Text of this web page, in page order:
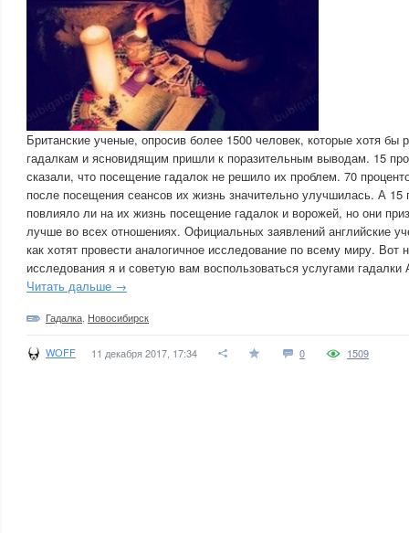
Британские ученые, опросив более 1500 человек, которые хотя бы
гадалкам и ясновидящим пришли к поразительным выводам. 15
сказали, что посещение гадалок не решило их проблем. 70
после посещения сеансов их жизнь значительно улучшилась. А 15
повлияло ли на их жизнь посещение гадалок и ворожей, но они
лучше во всех отношениях. Официальных заявлений английские
как хотят провести аналогичное исследование по всему миру. Вот
исследования я и советую вам воспользоваться услугами гадалки
Читать дальше →
Гадалка Новосибирск
WOFF 11 декабря 2017, 17:34 0 1509